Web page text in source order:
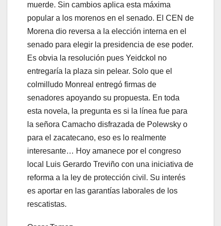
muerde. Sin cambios aplica esta máxima
popular a los morenos en el senado. El CEN de
Morena dio reversa a la elección interna en el
senado para elegir la presidencia de ese poder.
Es obvia la resolución pues Yeidckol no
entregaría la plaza sin pelear. Solo que el
colmilludo Monreal entregó firmas de
senadores apoyando su propuesta. En toda
esta novela, la pregunta es si la línea fue para
la señora Camacho disfrazada de Polewsky o
para el zacatecano, eso es lo realmente
interesante… Hoy amanece por el congreso
local Luis Gerardo Treviño con una iniciativa de
reforma a la ley de protección civil. Su interés
es aportar en las garantías laborales de los
rescatistas.